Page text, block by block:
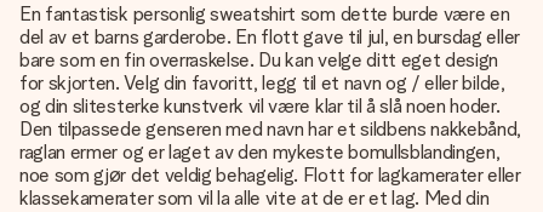
En fantastisk personlig sweatshirt som dette burde være en
del av et barns garderobe. En flott gave til jul, en bursdag eller
bare som en fin overraskelse. Du kan velge ditt eget design
for skjorten. Velg din favoritt, legg til et navn og / eller bilde,
og din slitesterke kunstverk vil være klar til å slå noen hoder.
Den tilpassede genseren med navn har et sildbens nakkebånd,
raglan ermer og er laget av den mykeste bomullsblandingen,
noe som gjør det veldig behagelig. Flott for lagkamerater eller
klassekamerater som vil la alle vite at de er et lag. Med din